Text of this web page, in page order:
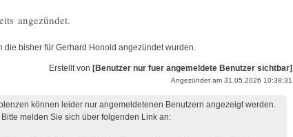
angezündet.
die bisher für Gerhard Honold angezündet wurden.
Erstellt von [Benutzer nur fuer angemeldete Benutzer sichtbar]
Angezündet am 31.05.2026 10:38:31
können leider nur angemeldetenen Benutzern angezeigt werden.
Bitte melden Sie sich über folgenden Link an: